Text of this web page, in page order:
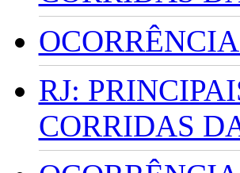
RJ:
CORRIDAS